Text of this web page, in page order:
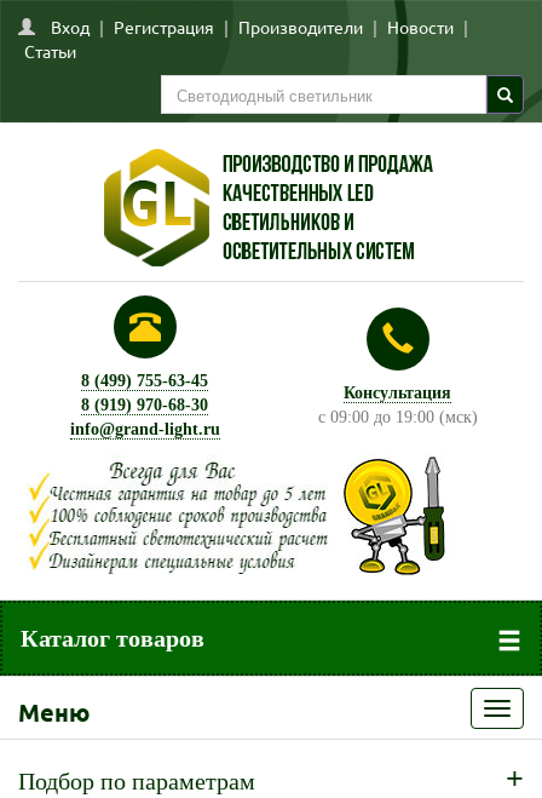
Вход | Регистрация | Производители | Новости |
Статьи
8 (499) 755-63-45
8 (919) 970-68-30
info@grand-light.ru
Консультация
с 09:00 до 19:00 (мск)
Каталог товаров
Меню
Подбор по параметрам +